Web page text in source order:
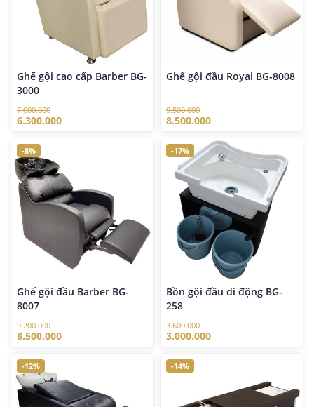
Ghế gội cao cấp Barber BG-
3000
7.000.000
6.300.000
Ghế gội đầu Royal BG-8008
9.500.000
8.500.000
-8%
Ghế gội đầu Barber BG-
8007
9.200.000
8.500.000
-17%
Bồn gội đầu di động BG-
258
3.600.000
3.000.000
-12% -14%